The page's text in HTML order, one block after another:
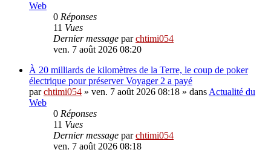
Web
0 Réponses
11 Vues
Dernier message parchtimi054
ven. 7 août 2026 08:20
À 20 milliards de kilomètres de la Terre, le coup de poker
électrique pour préserver Voyager 2 a payé
parchtimi054 » ven. 7 août 2026 08:18 » dans Actualité du
Web
0 Réponses
11 Vues
Dernier message parchtimi054
ven. 7 août 2026 08:18